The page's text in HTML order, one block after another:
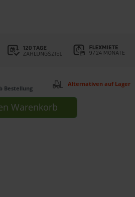
Bestellung
Alternativen auf Lager
Warenkorb